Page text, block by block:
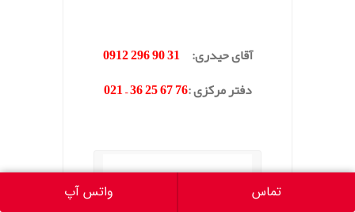
آقای حیدری:31 90 296 0912
دفتر مرکزی :76 67 25 36 – 021
تماس واتس آپ